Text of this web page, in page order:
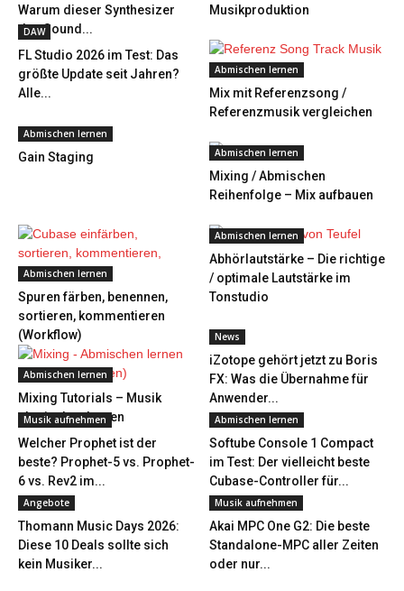
Warum dieser Synthesizer
den Sound...
Musikproduktion
DAW
FL Studio 2026 im Test: Das
größte Update seit Jahren?
Alle...
Abmischen lernen
Mix mit Referenzsong /
Referenzmusik vergleichen
Abmischen lernen
Gain Staging Abmischen lernen
Mixing / Abmischen
Reihenfolge – Mix aufbauen
Abmischen lernen
Spuren färben, benennen,
sortieren, kommentieren
(Workflow)
Abmischen lernen
Abhörlautstärke – Die richtige
/ optimale Lautstärke im
Tonstudio
Abmischen lernen
Mixing Tutorials – Musik
abmischen lernen
News
iZotope gehört jetzt zu Boris
FX: Was die Übernahme für
Anwender...
Musik aufnehmen
Welcher Prophet ist der
beste? Prophet-5 vs. Prophet-
6 vs. Rev2 im...
Abmischen lernen
Softube Console 1 Compact
im Test: Der vielleicht beste
Cubase-Controller für...
Angebote
Thomann Music Days 2026:
Diese 10 Deals sollte sich
kein Musiker...
Musik aufnehmen
Akai MPC One G2: Die beste
Standalone-MPC aller Zeiten
oder nur...